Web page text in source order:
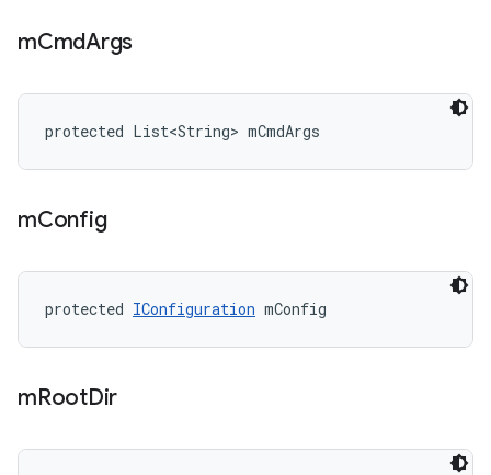
mCmdArgs
protected List<String> mCmdArgs
mConfig
protected IConfiguration mConfig
mRootDir